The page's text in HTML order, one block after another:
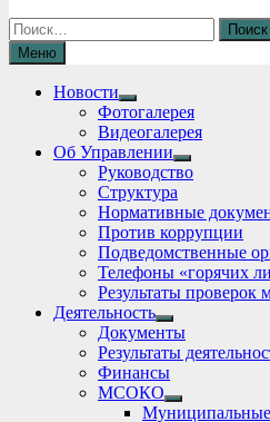
Найти:
Меню
Новости
Show
sub
menu
Фотогалерея
Видеогалерея
Об Управлении
Show
sub
Руководство
Структура
Нормативные
Против коррупции
Подведомственные
Телефоны «горячих
Результаты проверок
Деятельность
Show
sub
menu
Документы
Результаты
Финансы
МСОКО
Show
Муниципальные